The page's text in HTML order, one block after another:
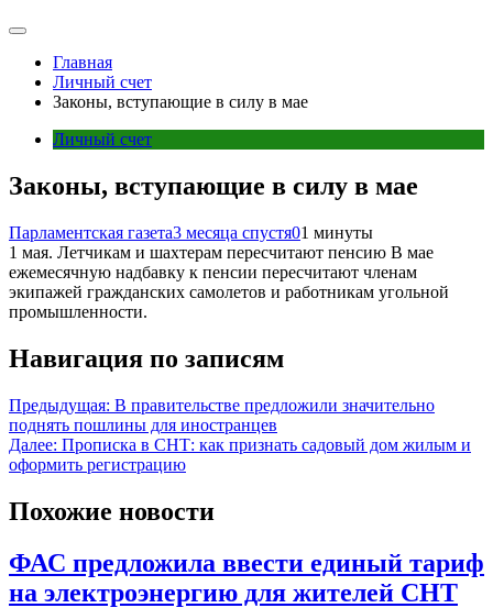
Главная
Личный счет
Законы, вступающие в силу в мае
Личный счет
Законы, вступающие в силу в мае
Парламентская газета3 месяца спустя01 минуты
1 мая. Летчикам и шахтерам пересчитают пенсию В мае
ежемесячную надбавку к пенсии пересчитают членам
экипажей гражданских самолетов и работникам угольной
промышленности.
Навигация по записям
Предыдущая: В правительстве предложили значительно
поднять пошлины для иностранцев
Далее: Прописка в СНТ: как признать садовый дом жилым и
оформить регистрацию
Похожие новости
ФАС предложила ввести единый тариф
на электроэнергию для жителей СНТ